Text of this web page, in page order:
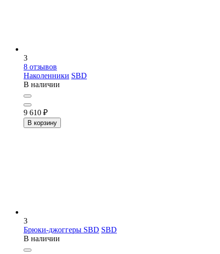
3
8 отзывов
Наколенники SBD
В наличии
9 610 ₽
В корзину
3
Брюки-джоггеры SBD SBD
В наличии